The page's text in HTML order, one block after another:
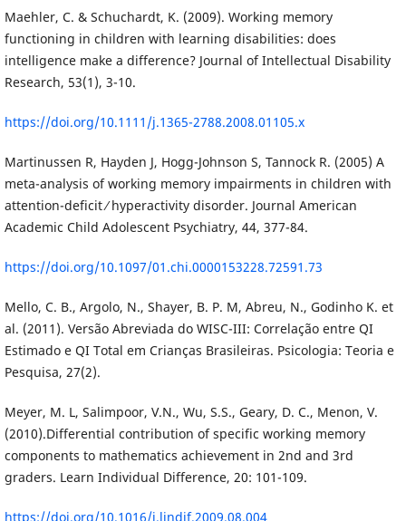
Maehler, C. & Schuchardt, K. (2009). Working memory
functioning in children with learning disabilities: does
intelligence make a difference? Journal of Intellectual Disability
Research, 53(1), 3-10.
https://doi.org/10.1111/j.1365-2788.2008.01105.x
Martinussen R, Hayden J, Hogg-Johnson S, Tannock R. (2005) A
meta-analysis of working memory impairments in children with
attention-deficit ⁄ hyperactivity disorder. Journal American
Academic Child Adolescent Psychiatry, 44, 377-84.
https://doi.org/10.1097/01.chi.0000153228.72591.73
Mello, C. B., Argolo, N., Shayer, B. P. M, Abreu, N., Godinho K. et
al. (2011). Versão Abreviada do WISC-III: Correlação entre QI
Estimado e QI Total em Crianças Brasileiras. Psicologia: Teoria e
Pesquisa, 27(2).
Meyer, M. L, Salimpoor, V.N., Wu, S.S., Geary, D. C., Menon, V.
(2010).Differential contribution of specific working memory
components to mathematics achievement in 2nd and 3rd
graders. Learn Individual Difference, 20: 101-109.
https://doi.org/10.1016/j.lindif.2009.08.004